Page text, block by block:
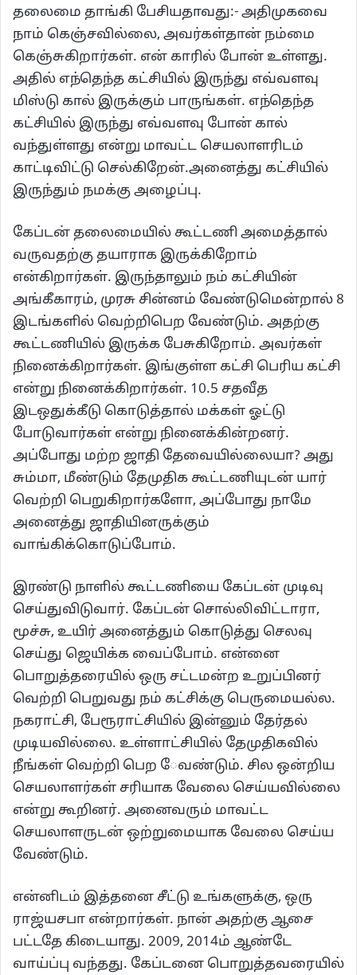
தலைமை தாங்கி பேசியதாவது:- அதிமுகவை
நாம் கெஞ்சவில்லை, அவர்கள்தான் நம்மை
கெஞ்சுகிறார்கள். என் காரில் போன் உள்ளது.
அதில் எந்தெந்த கட்சியில் இருந்து எவ்வளவு
மிஸ்டு கால் இருக்கும் பாருங்கள். எந்தெந்த
கட்சியில் இருந்து எவ்வளவு போன் கால்
வந்துள்ளது என்று மாவட்ட செயலாளரிடம்
காட்டிவிட்டு செல்கிறேன்.அனைத்து கட்சியில்
இருந்தும் நமக்கு அழைப்பு.
கேப்டன் தலைமையில் கூட்டணி அமைத்தால்
வருவதற்கு தயாராக இருக்கிறோம்
என்கிறார்கள். இருந்தாலும் நம் கட்சியின்
அங்கீகாரம், முரசு சின்னம் வேண்டுமென்றால் 8
இடங்களில் வெற்றிபெற வேண்டும். அதற்கு
கூட்டணியில் இருக்க பேசுகிறோம். அவர்கள்
நினைக்கிறார்கள். இங்குள்ள கட்சி பெரிய கட்சி
என்று நினைக்கிறார்கள். 10.5 சதவீத
இடஒதுக்கீடு கொடுத்தால் மக்கள் ஓட்டு
போடுவார்கள் என்று நினைக்கின்றனர்.
அப்போது மற்ற ஜாதி தேவையில்லையா? அது
சும்மா, மீண்டும் தேமுதிக கூட்டணியுடன் யார்
வெற்றி பெறுகிறார்களோ, அப்போது நாமே
அனைத்து ஜாதியினருக்கும்
வாங்கிக்கொடுப்போம்.
இரண்டு நாளில் கூட்டணியை கேப்டன் முடிவு
செய்துவிடுவார். கேப்டன் சொல்லிவிட்டாரா,
மூச்சு, உயிர் அனைத்தும் கொடுத்து செலவு
செய்து ஜெயிக்க வைப்போம். என்னை
பொறுத்தரையில் ஒரு சட்டமன்ற உறுப்பினர்
வெற்றி பெறுவது நம் கட்சிக்கு பெருமையல்ல.
நகராட்சி, பேரூராட்சியில் இன்னும் தேர்தல்
முடியவில்லை. உள்ளாட்சியில் தேமுதிகவில்
நீங்கள் வெற்றி பெற ேவண்டும். சில ஒன்றிய
செயலாளர்கள் சரியாக வேலை செய்யவில்லை
என்று கூறினர். அனைவரும் மாவட்ட
செயலாளருடன் ஒற்றுமையாக வேலை செய்ய
வேண்டும்.
என்னிடம் இத்தனை சீட்டு உங்களுக்கு, ஒரு
ராஜ்யசபா என்றார்கள். நான் அதற்கு ஆசை
பட்டதே கிடையாது. 2009, 2014ம் ஆண்டே
வாய்ப்பு வந்தது. கேப்டனை பொறுத்தவரையில்